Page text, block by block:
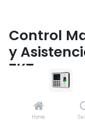
Home
Control
y
ZKTeco
1,420.00